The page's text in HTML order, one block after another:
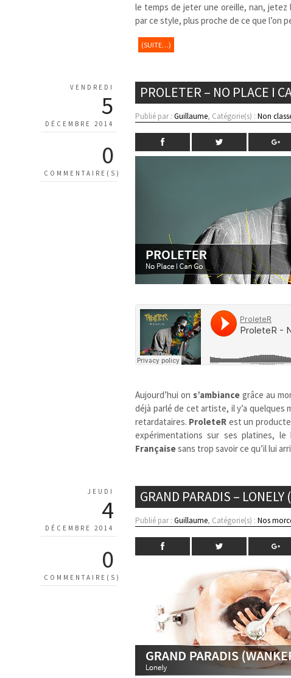
le temps de jeter une oreille, nan, jetez
par ce style, plus proche de ce que l’on
(SUITE…)
VENDREDI
5
DÉCEMBRE 2014
0
COMMENTAIRE(S)
PROLETER – NO PLACE I
Publié par :Guillaume, Catégorie(s) :Non
Aujourd’hui ons’ambiance grâce au
déjà parlé de cet artiste, il y’a
retardataires. ProleteR est un
expérimentations sur ses platines,
Françaisesans trop savoir ce qu’il lui
JEUDI
4
DÉCEMBRE 2014
0
COMMENTAIRE(S)
GRAND PARADIS –
Publié par :Guillaume, Catégorie(s) :Nos